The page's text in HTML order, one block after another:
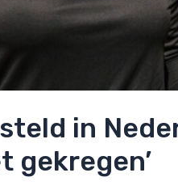
in
gekregen’